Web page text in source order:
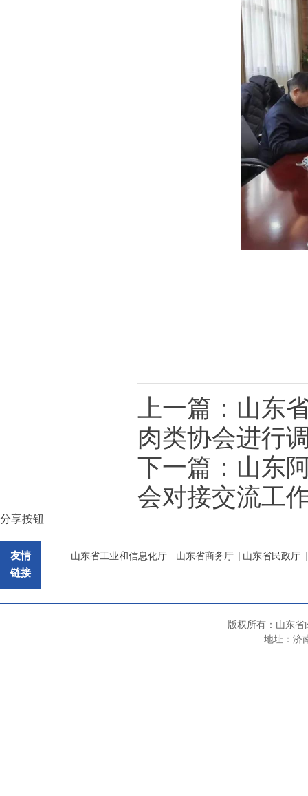
上一篇： 山东
肉类协会进行
下一篇： 山东
会对接交流工
分享按钮
友情
链接
山东省工业和信息化厅 山东省商务厅 山东省民政厅
版权所有：山东
地址：济